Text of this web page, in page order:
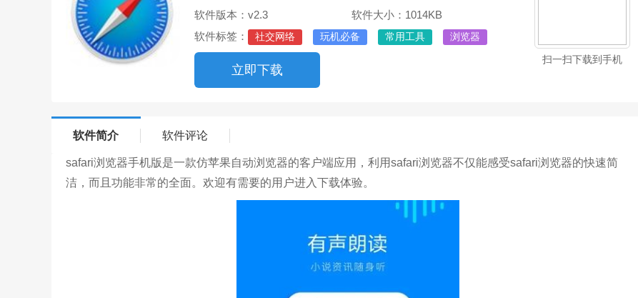
软件版本：v2.3
软件大小：1014KB
软件标签：
社交网络 玩机必备 常用工具 浏览器
立即下载
扫一扫下载到手机
软件简介 软件评论
safari浏览器手机版是一款仿苹果自动浏览器的客户端应用，利用safari浏览器不仅能感受safari浏览器的快速简
洁，而且功能非常的全面。欢迎有需要的用户进入下载体验。